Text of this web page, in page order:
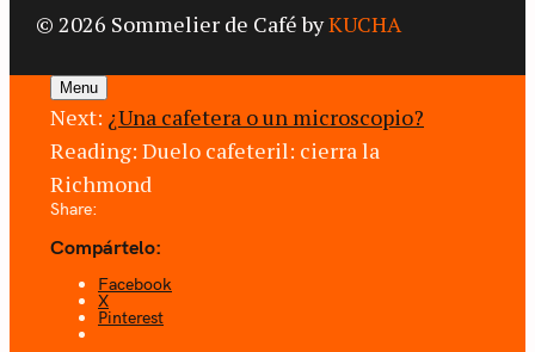
© 2026 Sommelier de Café byKUCHA
Menu
Next: ¿Una cafetera o un microscopio?
Reading: Duelo cafeteril: cierra la
Richmond
Share:
Compártelo:
Facebook
X
Pinterest